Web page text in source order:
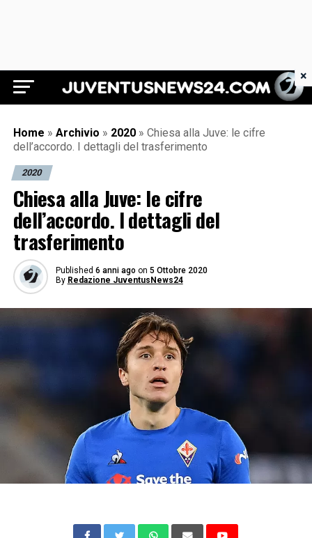
Juventus News 24
Home » Archivio » 2020 » Chiesa alla Juve: le cifre
dell’accordo. I dettagli del trasferimento
2020
Chiesa alla Juve: le cifre
dell’accordo. I dettagli del
trasferimento
Published 6 anni ago on 5 Ottobre 2020
By Redazione JuventusNews24
×